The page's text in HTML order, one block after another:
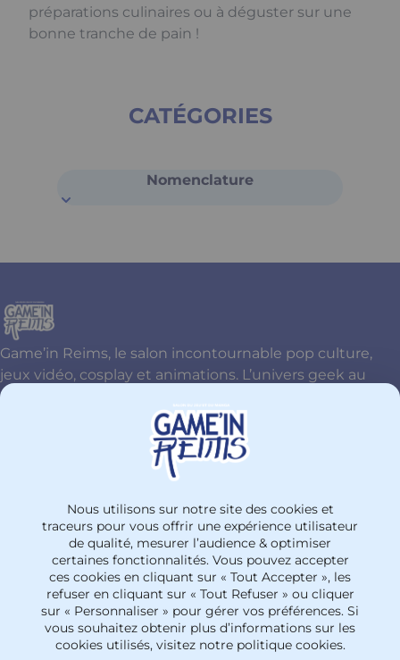
préparations culinaires ou à déguster sur une
bonne tranche de pain !
CATÉGORIES
Nomenclature
Game’in Reims, le salon incontournable pop culture,
jeux vidéo, cosplay et animations. L’univers geek au
cœur de Reims !
PARC DES EXPOSITIONS Site Henri Farman
51100 - Reims
France
Mentions légales
Nous utilisons sur notre site des cookies et
traceurs pour vous offrir une expérience utilisateur
de qualité, mesurer l’audience & optimiser
certaines fonctionnalités. Vous pouvez accepter
ces cookies en cliquant sur « Tout Accepter », les
refuser en cliquant sur « Tout Refuser » ou cliquer
sur « Personnaliser » pour gérer vos préférences. Si
vous souhaitez obtenir plus d’informations sur les
cookies utilisés, visitez notre politique cookies.